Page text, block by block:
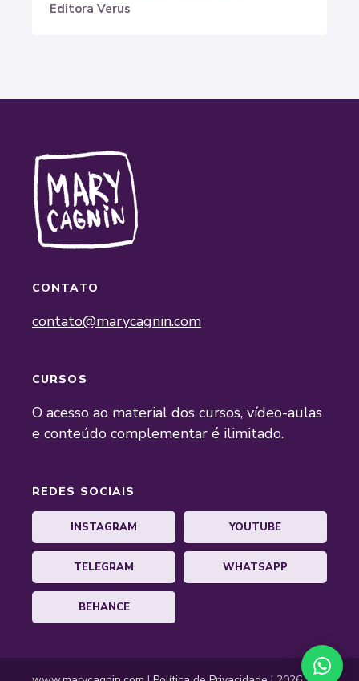
Editora Verus
CONTATO
contato@marycagnin.com
CURSOS
O acesso ao material dos cursos, vídeo-aulas
e conteúdo complementar é ilimitado.
REDES SOCIAIS
INSTAGRAM YOUTUBE
TELEGRAM WHATSAPP
BEHANCE